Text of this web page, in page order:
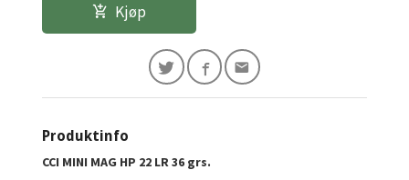
Kjøp
Produktinfo
CCI MINI MAG HP 22 LR 36 grs.